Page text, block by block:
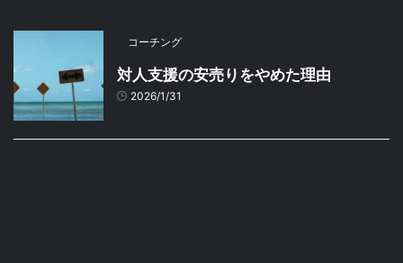
コーチング
対人支援の安売りをやめた理由
2026/1/31